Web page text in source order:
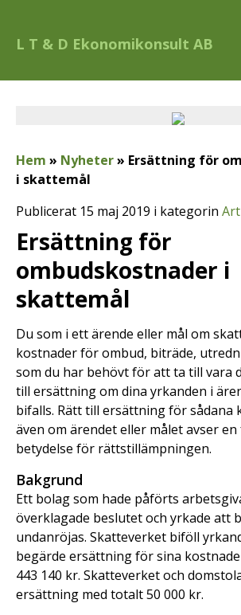
L T & D Ekonomikonsult AB
Hem » Nyheter» Ersättning för
i skattemål
Publicerat 15 maj 2019 i kategorin
Ersättning för
ombudskostnader i
skattemål
Du som i ett ärende eller mål om
kostnader för ombud, biträde,
som du har behövt för att ta till vara
till ersättning om dina yrkanden i
bifalls. Rätt till ersättning för sådana
även om ärendet eller målet avser
betydelse för rättstillämpningen.
Bakgrund
Ett bolag som hade påförts
överklagade beslutet och yrkade att
undanröjas. Skatteverket biföll
begärde ersättning för sina
443 140 kr. Skatteverket och
ersättning med totalt 50 000 kr.